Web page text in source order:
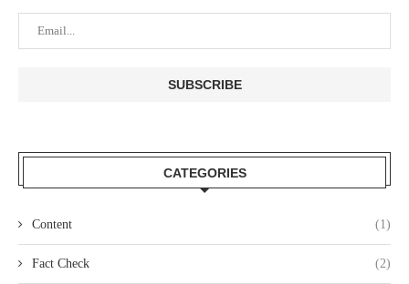
CATEGORIES
Content (1)
Fact Check (2)